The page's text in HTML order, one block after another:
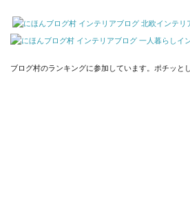
ブログ村のランキングに参加しています。ポチッと